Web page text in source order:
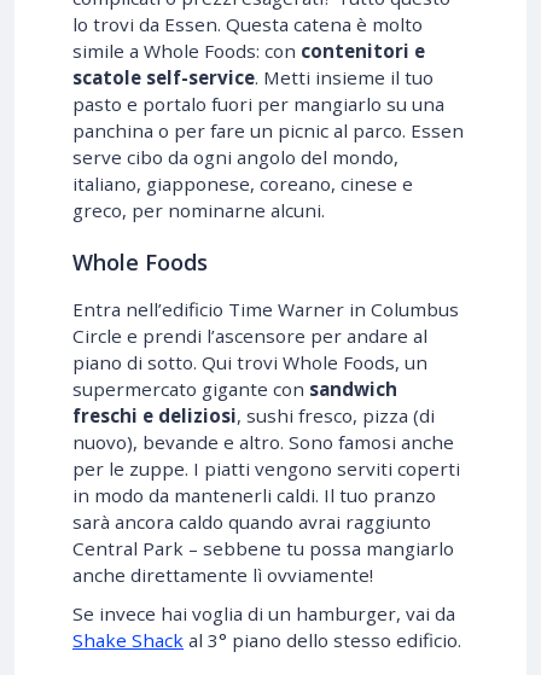
lo trovi da Essen. Questa catena è molto
simile a Whole Foods: con contenitori e
scatole self-service. Metti insieme il tuo
pasto e portalo fuori per mangiarlo su una
panchina o per fare un picnic al parco. Essen
serve cibo da ogni angolo del mondo,
italiano, giapponese, coreano, cinese e
greco, per nominarne alcuni.
Whole Foods
Entra nell’edificio Time Warner in Columbus
Circle e prendi l’ascensore per andare al
piano di sotto. Qui trovi Whole Foods, un
supermercato gigante con sandwich
freschi e deliziosi, sushi fresco, pizza (di
nuovo), bevande e altro. Sono famosi anche
per le zuppe. I piatti vengono serviti coperti
in modo da mantenerli caldi. Il tuo pranzo
sarà ancora caldo quando avrai raggiunto
Central Park – sebbene tu possa mangiarlo
anche direttamente lì ovviamente!
Se invece hai voglia di un hamburger, vai da
Shake Shack al 3° piano dello stesso edificio.